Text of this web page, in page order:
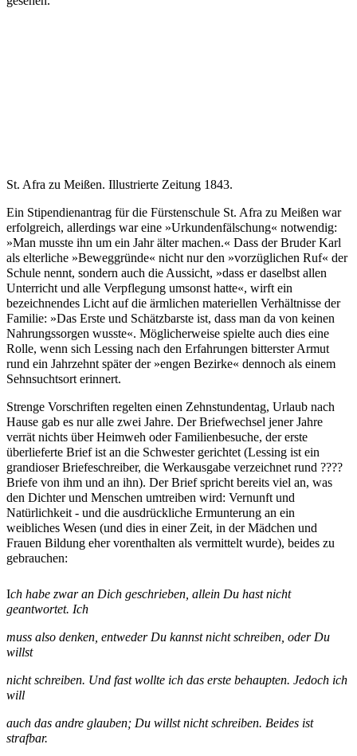
St. Afra zu Meißen. Illustrierte Zeitung 1843.
Ein Stipendienantrag für die Fürstenschule St. Afra zu Meißen war
erfolgreich, allerdings war eine »Urkundenfälschung« notwendig:
»Man musste ihn um ein Jahr älter machen.« Dass der Bruder Karl
als elterliche »Beweggründe« nicht nur den »vorzüglichen Ruf« der
Schule nennt, sondern auch die Aussicht, »dass er daselbst allen
Unterricht und alle Verpflegung umsonst hatte«, wirft ein
bezeichnendes Licht auf die ärmlichen materiellen Verhältnisse der
Familie: »Das Erste und Schätzbarste ist, dass man da von keinen
Nahrungssorgen wusste«. Möglicherweise spielte auch dies eine
Rolle, wenn sich Lessing nach den Erfahrungen bitterster Armut
rund ein Jahrzehnt später der »engen Bezirke« dennoch als einem
Sehnsuchtsort erinnert.
Strenge Vorschriften regelten einen Zehnstundentag, Urlaub nach
Hause gab es nur alle zwei Jahre. Der Briefwechsel jener Jahre
verrät nichts über Heimweh oder Familienbesuche, der erste
überlieferte Brief ist an die Schwester gerichtet (Lessing ist ein
grandioser Briefeschreiber, die Werkausgabe verzeichnet rund ????
Briefe von ihm und an ihn). Der Brief spricht bereits viel an, was
den Dichter und Menschen umtreiben wird: Vernunft und
Natürlichkeit - und die ausdrückliche Ermunterung an ein
weibliches Wesen (und dies in einer Zeit, in der Mädchen und
Frauen Bildung eher vorenthalten als vermittelt wurde), beides zu
gebrauchen:
Ich habe zwar an Dich geschrieben, allein Du hast nicht
geantwortet. Ich
muss also denken, entweder Du kannst nicht schreiben, oder Du
willst
nicht schreiben. Und fast wollte ich das erste behaupten. Jedoch ich
will
auch das andre glauben; Du willst nicht schreiben. Beides ist
strafbar.